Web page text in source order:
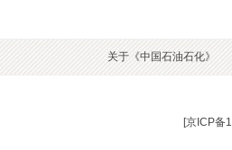
关于《中国石油石化》
[京ICP备